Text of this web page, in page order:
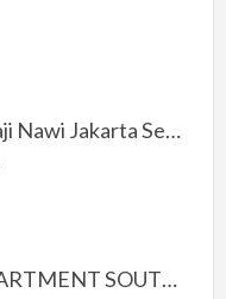
Kost MRT Haji Nawi Jakarta Selatan
SERVICE APARTMENT SOUTH RESIDENCE